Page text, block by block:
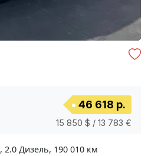
46 618 р.
15 850 $ / 13 783 €
, 2.0 Дизель, 190 010 км